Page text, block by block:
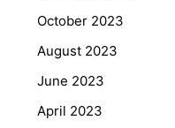
October 2023
August 2023
June 2023
April 2023